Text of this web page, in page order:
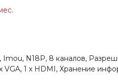
Imou, N18P, 8 каналов,
VGA, 1 x HDMI, Хранение